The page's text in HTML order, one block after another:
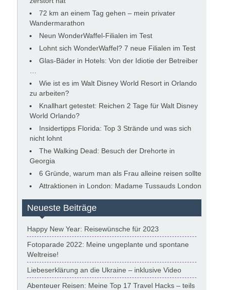
72 km an einem Tag gehen – mein privater
Wandermarathon
Neun WonderWaffel-Filialen im Test
Lohnt sich WonderWaffel? 7 neue Filialen im Test
Glas-Bäder in Hotels: Von der Idiotie der Betreiber
Wie ist es im Walt Disney World Resort in Orlando
zu arbeiten?
Knallhart getestet: Reichen 2 Tage für Walt Disney
World Orlando?
Insidertipps Florida: Top 3 Strände und was sich
nicht lohnt
The Walking Dead: Besuch der Drehorte in
Georgia
6 Gründe, warum man als Frau alleine reisen sollte
Attraktionen in London: Madame Tussauds London
Neueste Beiträge
Happy New Year: Reisewünsche für 2023
Fotoparade 2022: Meine ungeplante und spontane
Weltreise!
Liebeserklärung an die Ukraine – inklusive Video
Abenteuer Reisen: Meine Top 17 Travel Hacks – teils